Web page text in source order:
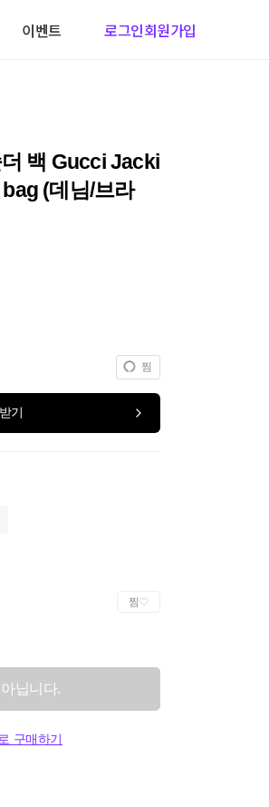
이벤트 로그인회원가입
백 Gucci Jacki
(데님/브라
찜
받기
찜
닙니다.
구매하기